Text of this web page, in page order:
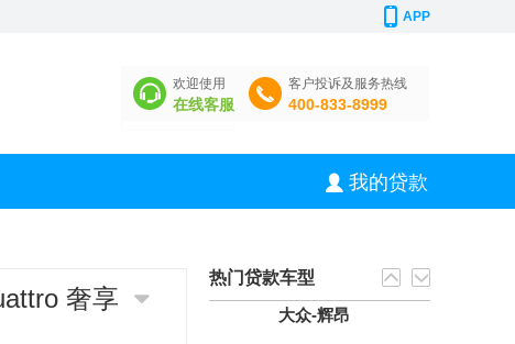
APP
欢迎使用
在线客服
客户投诉及服务热线
400-833-8999
我的贷款
奢享
热门贷款车型
大众-辉昂